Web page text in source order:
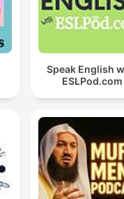
Speak English
ESLPod.com